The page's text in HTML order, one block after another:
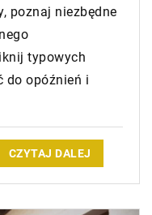
poznaj niezbędne
typowych
do opóźnień i
CZYTAJ DALEJ